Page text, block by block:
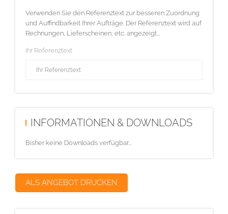
Verwenden Sie den Referenztext zur besseren Zuordnung
und Auffindbarkeit Ihrer Aufträge. Der Referenztext wird auf
Rechnungen, Lieferscheinen, etc. angezeigt...
Ihr Referenztext
INFORMATIONEN & DOWNLOADS
Bisher keine Downloads verfügbar...
ALS ANGEBOT DRUCKEN